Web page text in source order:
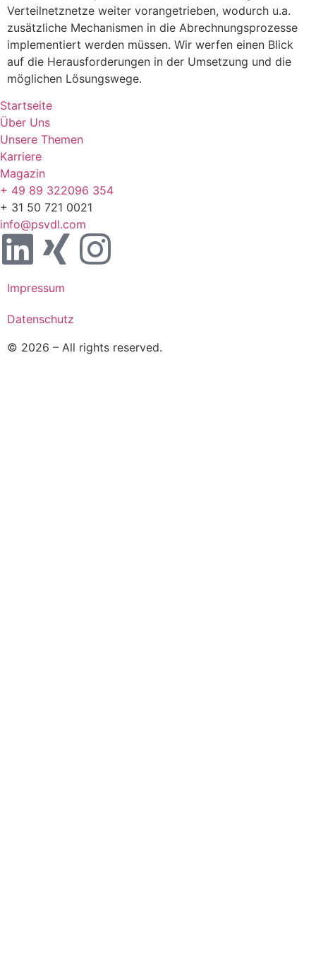
Verteilnetznetze weiter vorangetrieben, wodurch u.a.
zusätzliche Mechanismen in die Abrechnungsprozesse
implementiert werden müssen. Wir werfen einen Blick
auf die Herausforderungen in der Umsetzung und die
möglichen Lösungswege.
Startseite
Über Uns
Unsere Themen
Karriere
Magazin
+ 49 89 322096 354
+ 31 50 721 0021
info@psvdl.com
© 2026 – All rights reserved.
Datenschutz
Impressum